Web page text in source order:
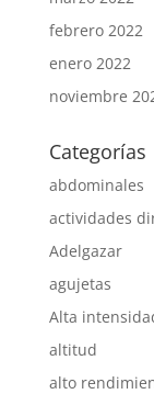
febrero 2022
enero 2022
noviembre
Categorías
abdominales
actividades
Adelgazar
agujetas
Alta
altitud
alto